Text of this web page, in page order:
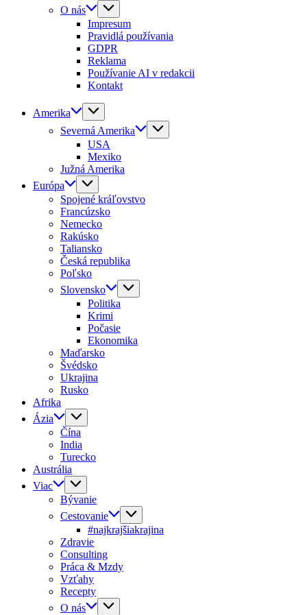
O nás
Impresum
Pravidlá používania
GDPR
Reklama
Používanie AI v redakcii
Kontakt
Amerika
Severná Amerika
USA
Mexiko
Južná Amerika
Európa
Spojené kráľovstvo
Francúzsko
Nemecko
Rakúsko
Taliansko
Česká republika
Poľsko
Slovensko
Politika
Krimi
Počasie
Ekonomika
Maďarsko
Švédsko
Ukrajina
Rusko
Afrika
Ázia
Čína
India
Turecko
Austrália
Viac
Bývanie
Cestovanie
#najkrajšiakrajina
Zdravie
Consulting
Práca & Mzdy
Vzťahy
Recepty
O nás